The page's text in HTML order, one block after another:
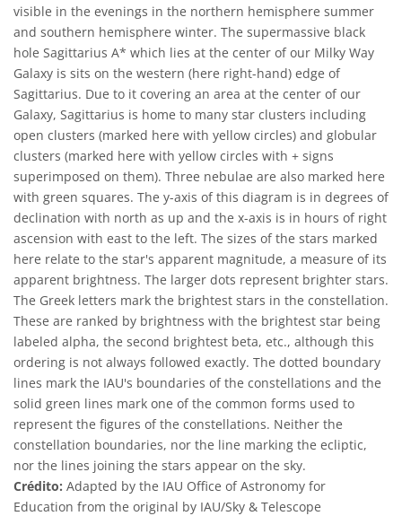
visible in the evenings in the northern hemisphere summer
and southern hemisphere winter. The supermassive black
hole Sagittarius A* which lies at the center of our Milky Way
Galaxy is sits on the western (here right-hand) edge of
Sagittarius. Due to it covering an area at the center of our
Galaxy, Sagittarius is home to many star clusters including
open clusters (marked here with yellow circles) and globular
clusters (marked here with yellow circles with + signs
superimposed on them). Three nebulae are also marked here
with green squares. The y-axis of this diagram is in degrees of
declination with north as up and the x-axis is in hours of right
ascension with east to the left. The sizes of the stars marked
here relate to the star's apparent magnitude, a measure of its
apparent brightness. The larger dots represent brighter stars.
The Greek letters mark the brightest stars in the constellation.
These are ranked by brightness with the brightest star being
labeled alpha, the second brightest beta, etc., although this
ordering is not always followed exactly. The dotted boundary
lines mark the IAU's boundaries of the constellations and the
solid green lines mark one of the common forms used to
represent the figures of the constellations. Neither the
constellation boundaries, nor the line marking the ecliptic,
nor the lines joining the stars appear on the sky.
Crédito: Adapted by the IAU Office of Astronomy for
Education from the original by IAU/Sky & Telescope